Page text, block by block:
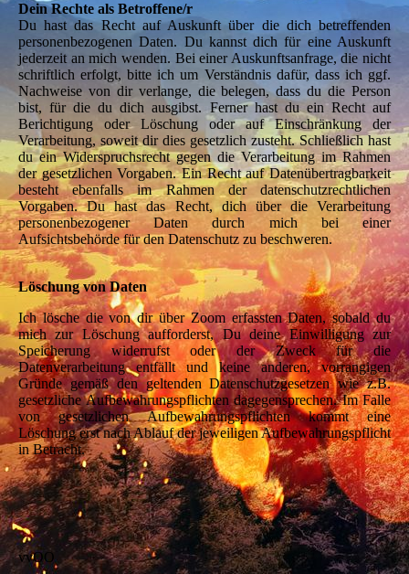
Dein Rechte als Betroffene/r
Du hast das Recht auf Auskunft über die dich betreffenden
personenbezogenen Daten. Du kannst dich für eine Auskunft
jederzeit an mich wenden. Bei einer Auskunftsanfrage, die nicht
schriftlich erfolgt, bitte ich um Verständnis dafür, dass ich ggf.
Nachweise von dir verlange, die belegen, dass du die Person
bist, für die du dich ausgibst. Ferner hast du ein Recht auf
Berichtigung oder Löschung oder auf Einschränkung der
Verarbeitung, soweit dir dies gesetzlich zusteht. Schließlich hast
du ein Widerspruchsrecht gegen die Verarbeitung im Rahmen
der gesetzlichen Vorgaben. Ein Recht auf Datenübertragbarkeit
besteht ebenfalls im Rahmen der datenschutzrechtlichen
Vorgaben. Du hast das Recht, dich über die Verarbeitung
personenbezogener Daten durch mich bei einer
Aufsichtsbehörde für den Datenschutz zu beschweren.
Löschung von Daten
Ich lösche die von dir über Zoom erfassten Daten, sobald du
mich zur Löschung aufforderst, Du deine Einwilligung zur
Speicherung widerrufst oder der Zweck für die
Datenverarbeitung entfällt und keine anderen, vorrangigen
Gründe gemäß den geltenden Datenschutzgesetzen wie z.B.
gesetzliche Aufbewahrungspflichten dagegensprechen. Im Falle
von gesetzlichen Aufbewahrungspflichten kommt eine
Löschung erst nach Ablauf der jeweiligen Aufbewahrungspflicht
in Betracht.
vvOO